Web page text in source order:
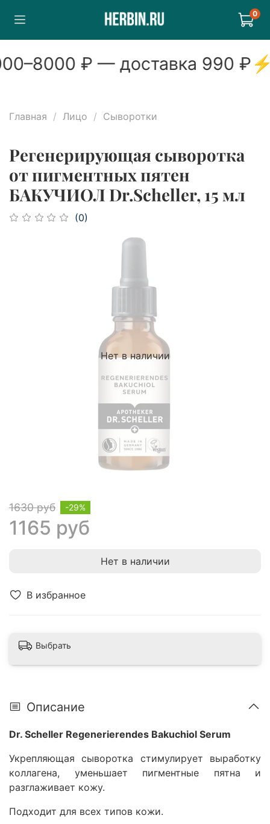
0
–8000₽ — доставка990₽⚡
Главная Лицо Сыворотки
Регенерирующая сыворотка
от пигментных пятен
БАКУЧИОЛ Dr.Scheller, 15 мл
(0)
В избранное
Нет в наличии
1630 руб
1165 руб
-29%
Нет в наличии
Выбрать
Описание
Dr. Scheller Regenerierendes Bakuchiol Serum
Укрепляющая сыворотка стимулирует выработку
коллагена, уменьшает пигментные пятна и
разглаживает кожу.
Подходит для всех типов кожи.